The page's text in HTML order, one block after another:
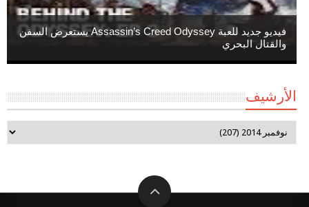
فيديو جديد للعبة Assassin’s Creed Odyssey يستعرض السفن
والقتال البحري
الأرشيف